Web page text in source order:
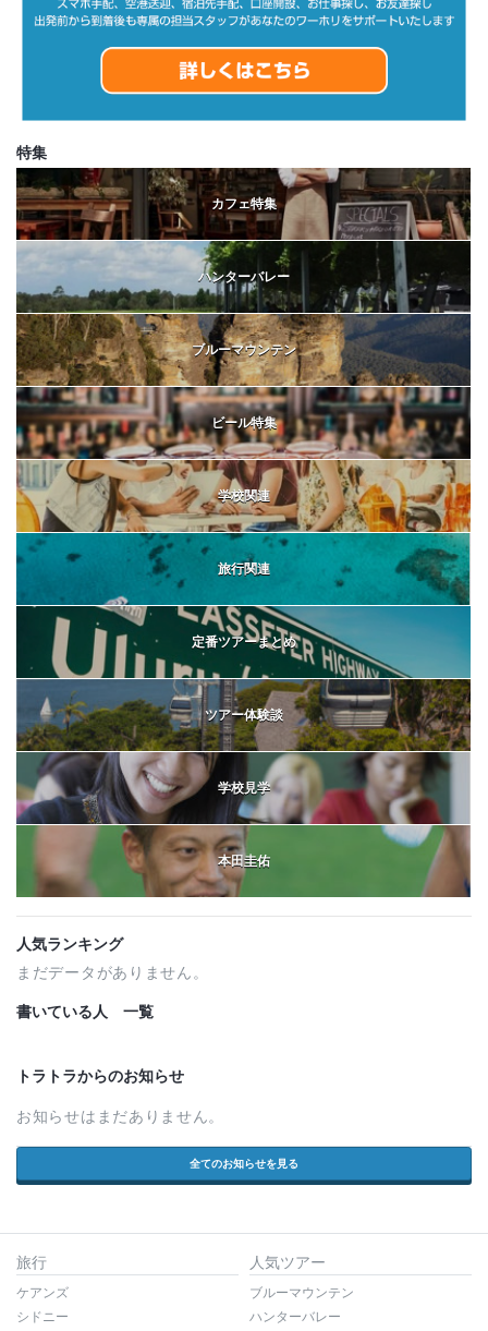
特集
カフェ特集
ハンターバレー
ブルーマウンテン
ビール特集
学校関連
旅行関連
定番ツアーまとめ
ツアー体験談
学校見学
本田圭佑
人気ランキング
まだデータがありません。
書いている人 一覧
トラトラからのお知らせ
お知らせはまだありません。
全てのお知らせを見る
旅行
ケアンズ
シドニー
人気ツアー
ブルーマウンテン
ハンターバレー